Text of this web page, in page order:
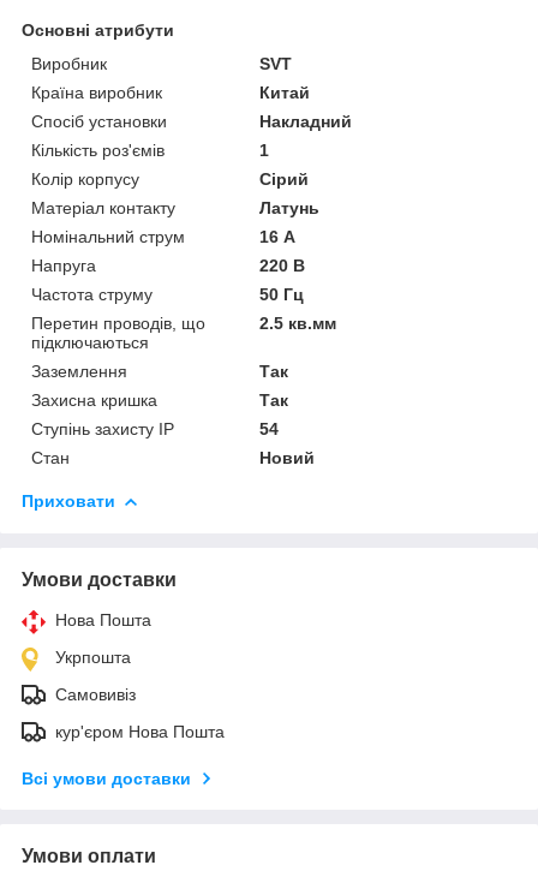
Основні атрибути
Виробник
SVT
Країна виробник
Китай
Спосіб установки
Накладний
Кількість роз'ємів
1
Колір корпусу
Сірий
Матеріал контакту
Латунь
Номінальний струм
16 А
Напруга
220 В
Частота струму
50 Гц
Перетин проводів, що
підключаються
2.5 кв.мм
Заземлення
Так
Захисна кришка
Так
Ступінь захисту IP
54
Стан
Новий
Приховати
Умови доставки
Нова Пошта
Укрпошта
Самовивіз
кур'єром Нова Пошта
Всі умови доставки
Умови оплати